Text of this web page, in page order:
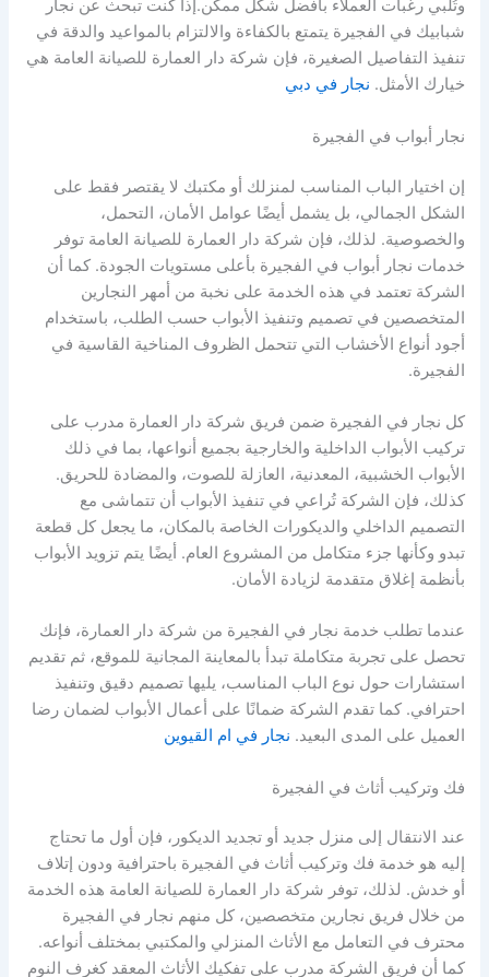
وتُلبي رغبات العملاء بأفضل شكل ممكن.إذا كنت تبحث عن نجار
شبابيك في الفجيرة يتمتع بالكفاءة والالتزام بالمواعيد والدقة في
تنفيذ التفاصيل الصغيرة، فإن شركة دار العمارة للصيانة العامة هي
خيارك الأمثل. نجار في دبي
نجار أبواب في الفجيرة
إن اختيار الباب المناسب لمنزلك أو مكتبك لا يقتصر فقط على
الشكل الجمالي، بل يشمل أيضًا عوامل الأمان، التحمل،
والخصوصية. لذلك، فإن شركة دار العمارة للصيانة العامة توفر
خدمات نجار أبواب في الفجيرة بأعلى مستويات الجودة. كما أن
الشركة تعتمد في هذه الخدمة على نخبة من أمهر النجارين
المتخصصين في تصميم وتنفيذ الأبواب حسب الطلب، باستخدام
أجود أنواع الأخشاب التي تتحمل الظروف المناخية القاسية في
الفجيرة.
كل نجار في الفجيرة ضمن فريق شركة دار العمارة مدرب على
تركيب الأبواب الداخلية والخارجية بجميع أنواعها، بما في ذلك
الأبواب الخشبية، المعدنية، العازلة للصوت، والمضادة للحريق.
كذلك، فإن الشركة تُراعي في تنفيذ الأبواب أن تتماشى مع
التصميم الداخلي والديكورات الخاصة بالمكان، ما يجعل كل قطعة
تبدو وكأنها جزء متكامل من المشروع العام. أيضًا يتم تزويد الأبواب
بأنظمة إغلاق متقدمة لزيادة الأمان.
عندما تطلب خدمة نجار في الفجيرة من شركة دار العمارة، فإنك
تحصل على تجربة متكاملة تبدأ بالمعاينة المجانية للموقع، ثم تقديم
استشارات حول نوع الباب المناسب، يليها تصميم دقيق وتنفيذ
احترافي. كما تقدم الشركة ضمانًا على أعمال الأبواب لضمان رضا
العميل على المدى البعيد. نجار في ام القيوين
فك وتركيب أثاث في الفجيرة
عند الانتقال إلى منزل جديد أو تجديد الديكور، فإن أول ما تحتاج
إليه هو خدمة فك وتركيب أثاث في الفجيرة باحترافية ودون إتلاف
أو خدش. لذلك، توفر شركة دار العمارة للصيانة العامة هذه الخدمة
من خلال فريق نجارين متخصصين، كل منهم نجار في الفجيرة
محترف في التعامل مع الأثاث المنزلي والمكتبي بمختلف أنواعه.
كما أن فريق الشركة مدرب على تفكيك الأثاث المعقد كغرف النوم